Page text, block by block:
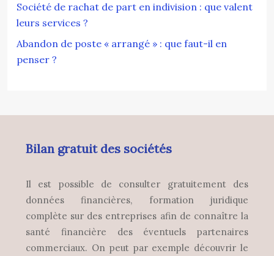
Société de rachat de part en indivision : que valent
leurs services ?
Abandon de poste « arrangé » : que faut-il en
penser ?
Bilan gratuit des sociétés
Il est possible de consulter gratuitement des
données financières, formation juridique
complète sur des entreprises afin de connaître la
santé financière des éventuels partenaires
commerciaux. On peut par exemple découvrir le